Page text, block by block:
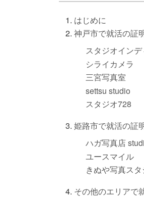
はじめに
神戸市で就活の証
スタジオイン
シライカメラ
三宮写真室
settsu studio
スタジオ728
姫路市で就活の証
ハガ写真店
ユースマイル
きぬや写真ス
その他のエリアで